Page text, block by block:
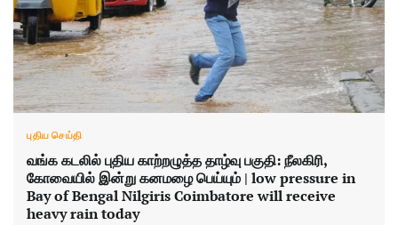
புதிய செய்தி
வங்க கடலில் புதிய காற்றழுத்த தாழ்வு பகுதி: நீலகிரி,
கோவையில் இன்று கனமழை பெய்யும் | low pressure in
Bay of Bengal Nilgiris Coimbatore will receive
heavy rain today